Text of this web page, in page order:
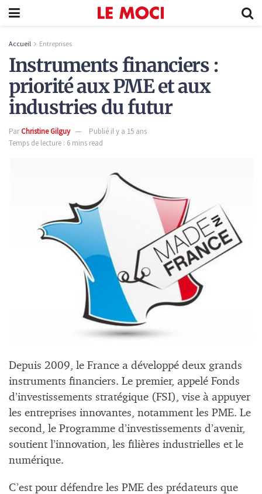
Accueil Entreprises
Instruments financiers :
priorité aux PME et aux
industries du futur
ParChristine Gilguy
Publié il y a 15 ans
Temps de lecture : 6 mins read
Depuis 2009, le France a développé deux grands
instruments financiers. Le premier, appelé Fonds
d’investissements stratégique (FSI), vise à appuyer
les entreprises innovantes, notamment les PME. Le
second, le Programme d’investissements d’avenir,
soutient l’innovation, les filières industrielles et le
numérique.
C’est pour défendre les PME des prédateurs que